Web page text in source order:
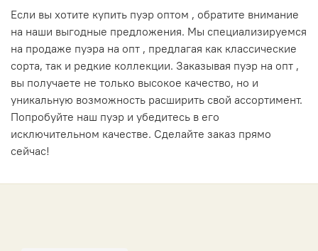
Если вы хотите купить пуэр оптом , обратите внимание
на наши выгодные предложения. Мы специализируемся
на продаже пуэра на опт , предлагая как классические
сорта, так и редкие коллекции. Заказывая пуэр на опт ,
вы получаете не только высокое качество, но и
уникальную возможность расширить свой ассортимент.
Попробуйте наш пуэр и убедитесь в его
исключительном качестве. Сделайте заказ прямо
сейчас!